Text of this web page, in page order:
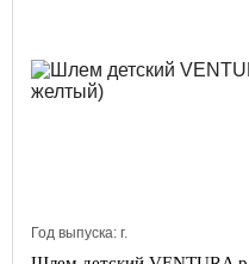
Год выпуска: г.